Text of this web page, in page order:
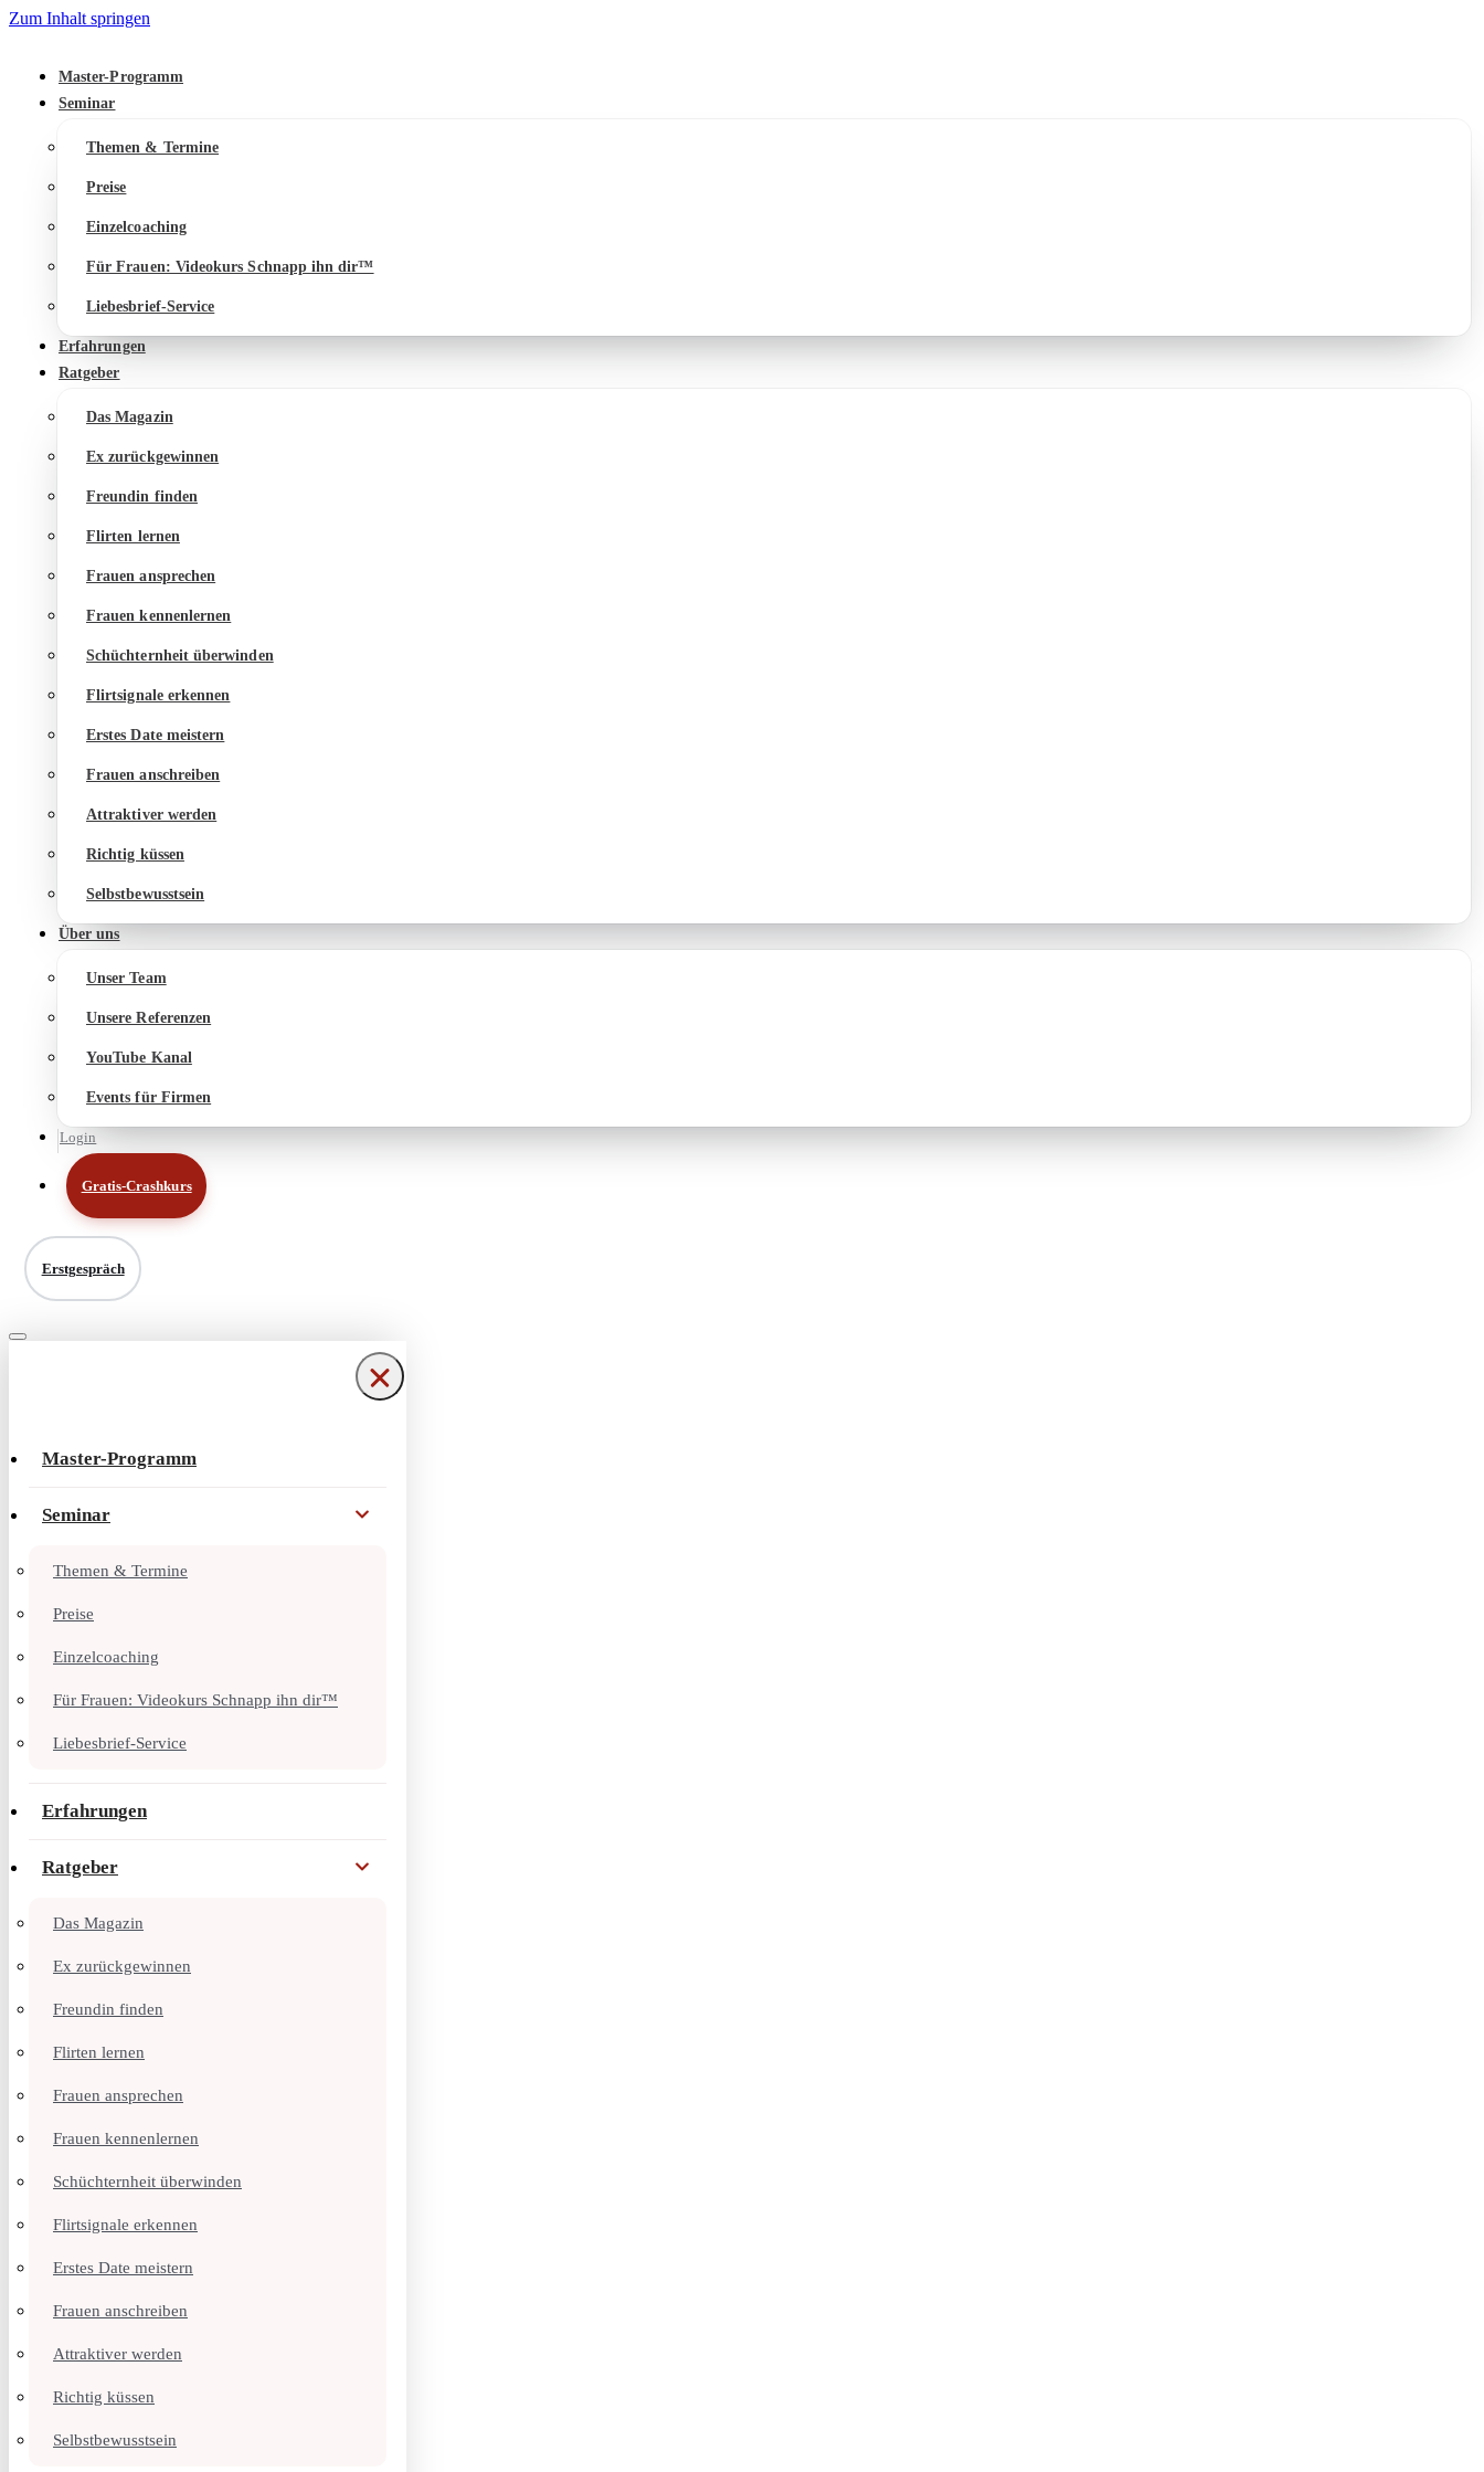
Zum Inhalt springen
Master-Programm
Seminar
Themen & Termine
Preise
Einzelcoaching
Für Frauen: Videokurs Schnapp ihn dir™
Liebesbrief-Service
Erfahrungen
Ratgeber
Das Magazin
Ex zurückgewinnen
Freundin finden
Flirten lernen
Frauen ansprechen
Frauen kennenlernen
Schüchternheit überwinden
Flirtsignale erkennen
Erstes Date meistern
Frauen anschreiben
Attraktiver werden
Richtig küssen
Selbstbewusstsein
Über uns
Unser Team
Unsere Referenzen
YouTube Kanal
Events für Firmen
Login
Gratis-Crashkurs
Erstgespräch
Navigationsmenü
Navigationsmenü
Master-Programm
Seminar
Themen & Termine
Preise
Einzelcoaching
Für Frauen: Videokurs Schnapp ihn dir™
Liebesbrief-Service
Erfahrungen
Ratgeber
Das Magazin
Ex zurückgewinnen
Freundin finden
Flirten lernen
Frauen ansprechen
Frauen kennenlernen
Schüchternheit überwinden
Flirtsignale erkennen
Erstes Date meistern
Frauen anschreiben
Attraktiver werden
Richtig küssen
Selbstbewusstsein